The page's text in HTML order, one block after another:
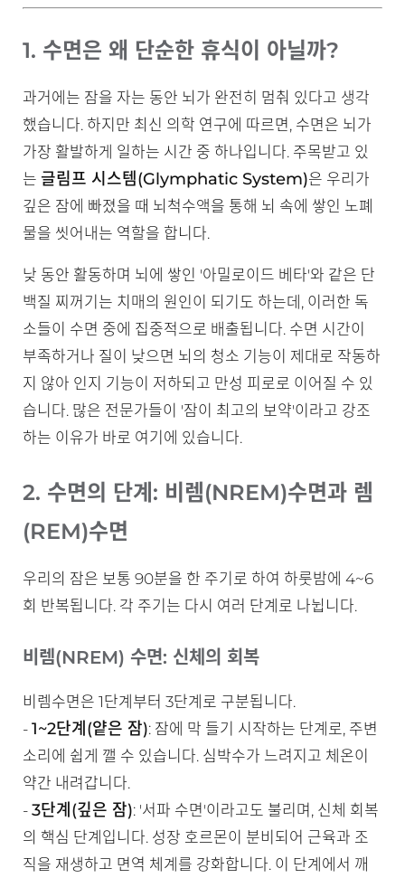
1. 수면은 왜 단순한 휴식이 아닐까?
과거에는 잠을 자는 동안 뇌가 완전히 멈춰 있다고 생각
했습니다. 하지만 최신 의학 연구에 따르면, 수면은 뇌가
가장 활발하게 일하는 시간 중 하나입니다. 주목받고 있
는 글림프 시스템(Glymphatic System)은 우리가
깊은 잠에 빠졌을 때 뇌척수액을 통해 뇌 속에 쌓인 노폐
물을 씻어내는 역할을 합니다.
낮 동안 활동하며 뇌에 쌓인 '아밀로이드 베타'와 같은 단
백질 찌꺼기는 치매의 원인이 되기도 하는데, 이러한 독
소들이 수면 중에 집중적으로 배출됩니다. 수면 시간이
부족하거나 질이 낮으면 뇌의 청소 기능이 제대로 작동하
지 않아 인지 기능이 저하되고 만성 피로로 이어질 수 있
습니다. 많은 전문가들이 '잠이 최고의 보약'이라고 강조
하는 이유가 바로 여기에 있습니다.
2. 수면의 단계: 비렘(NREM)수면과 렘
(REM)수면
우리의 잠은 보통 90분을 한 주기로 하여 하룻밤에 4~6
회 반복됩니다. 각 주기는 다시 여러 단계로 나뉩니다.
비렘(NREM) 수면: 신체의 회복
비렘수면은 1단계부터 3단계로 구분됩니다.
- 1~2단계(얕은 잠): 잠에 막 들기 시작하는 단계로, 주변
소리에 쉽게 깰 수 있습니다. 심박수가 느려지고 체온이
약간 내려갑니다.
- 3단계(깊은 잠): '서파 수면'이라고도 불리며, 신체 회복
의 핵심 단계입니다. 성장 호르몬이 분비되어 근육과 조
직을 재생하고 면역 체계를 강화합니다. 이 단계에서 깨